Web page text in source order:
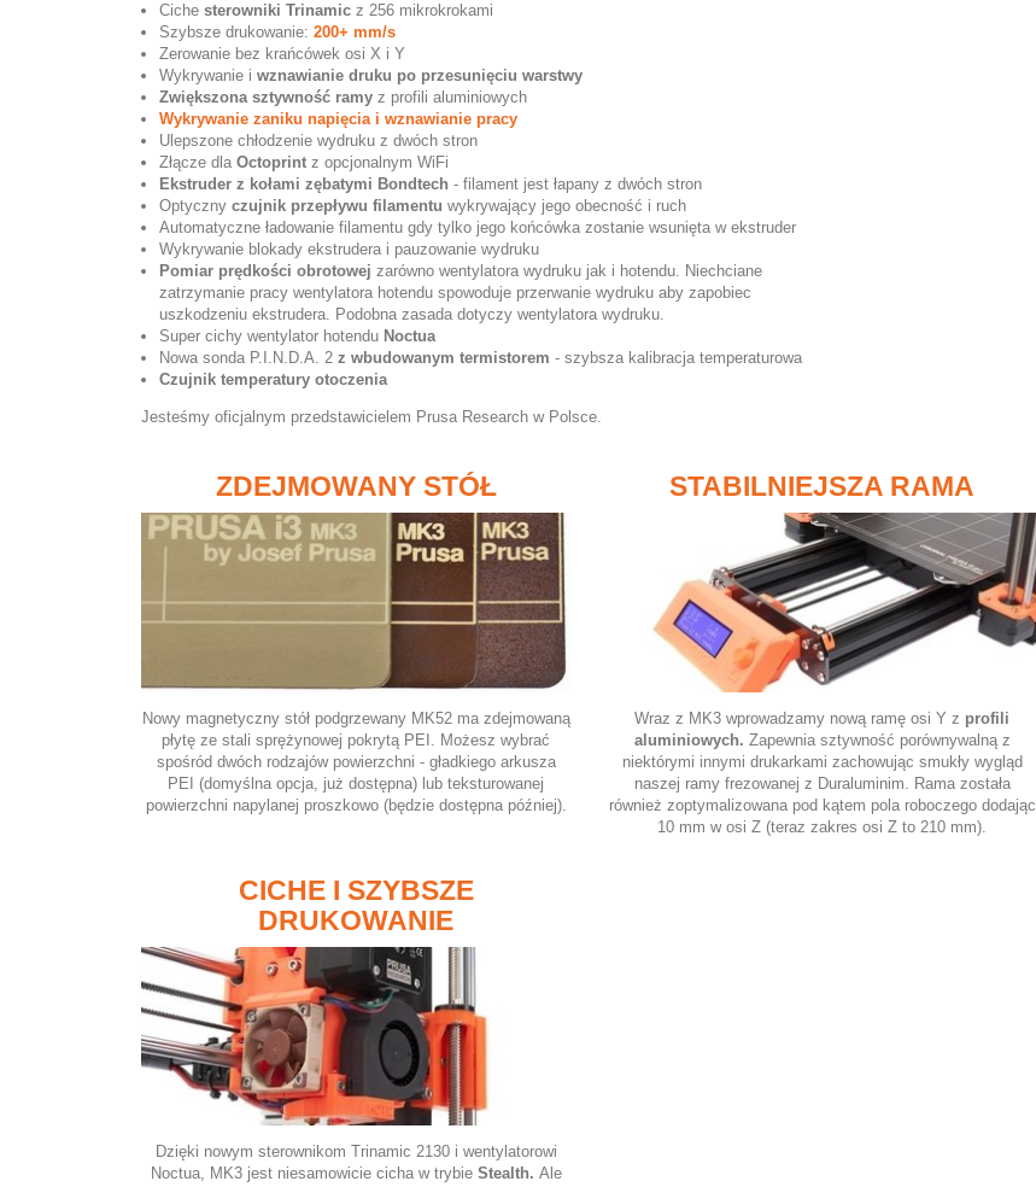
Ciche sterowniki Trinamic z 256 mikrokrokami
Szybsze drukowanie: 200+ mm/s
Zerowanie bez krańcówek osi X i Y
Wykrywanie i wznawianie druku po przesunięciu warstwy
Zwiększona sztywność ramy z profili aluminiowych
Wykrywanie zaniku napięcia i wznawianie pracy
Ulepszone chłodzenie wydruku z dwóch stron
Złącze dla Octoprint z opcjonalnym WiFi
Ekstruder z kołami zębatymi Bondtech - filament jest łapany z dwóch stron
Optyczny czujnik przepływu filamentu wykrywający jego obecność i ruch
Automatyczne ładowanie filamentu gdy tylko jego końcówka zostanie wsunięta w ekstruder
Wykrywanie blokady ekstrudera i pauzowanie wydruku
Pomiar prędkości obrotowej zarówno wentylatora wydruku jak i hotendu. Niechciane
zatrzymanie pracy wentylatora hotendu spowoduje przerwanie wydruku aby zapobiec
uszkodzeniu ekstrudera. Podobna zasada dotyczy wentylatora wydruku.
Super cichy wentylator hotendu Noctua
Nowa sonda P.I.N.D.A. 2 z wbudowanym termistorem - szybsza kalibracja temperaturowa
Czujnik temperatury otoczenia
Jesteśmy oficjalnym przedstawicielem Prusa Research w Polsce.
ZDEJMOWANY STÓŁ
Nowy magnetyczny stół podgrzewany MK52 ma zdejmowaną
płytę ze stali sprężynowej pokrytą PEI. Możesz wybrać
spośród dwóch rodzajów powierzchni - gładkiego arkusza
PEI (domyślna opcja, już dostępna) lub teksturowanej
powierzchni napylanej proszkowo (będzie dostępna później).
STABILNIEJSZA RAMA
Wraz z MK3 wprowadzamy nową ramę osi Y z profili
aluminiowych. Zapewnia sztywność porównywalną z
niektórymi innymi drukarkami zachowując smukły wygląd
naszej ramy frezowanej z Duraluminim. Rama została
również zoptymalizowana pod kątem pola roboczego dodając
10 mm w osi Z (teraz zakres osi Z to 210 mm).
CICHE I SZYBSZE
DRUKOWANIE
Dzięki nowym sterownikom Trinamic 2130 i wentylatorowi
Noctua, MK3 jest niesamowicie cicha w trybie Stealth. Ale